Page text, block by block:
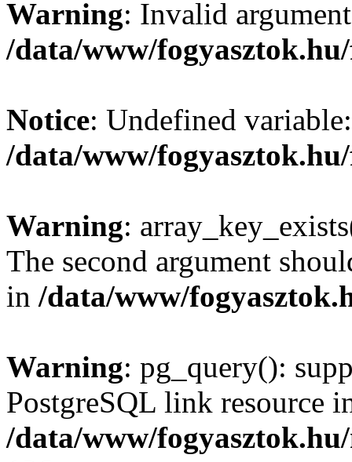
Warning: Invalid
/data/www/
Notice: Undefined
/data/www/
Warning:
The second argument
in /data/www/
Warning: pg_query():
PostgreSQL link resource
/data/www/